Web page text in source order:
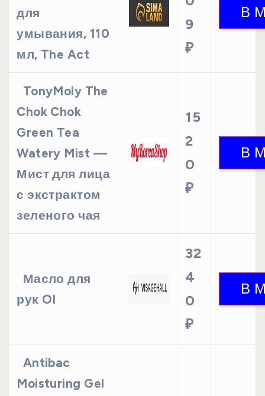
для
умывания, 110
мл, The Act
9
₽
TonyMoly The
Chok Chok
Green Tea
Watery Mist —
Мист для лица
с экстрактом
зеленого чая
15
2
0
₽
Масло для
рук OI
32
4
0
₽
Antibac
Moisturing Gel